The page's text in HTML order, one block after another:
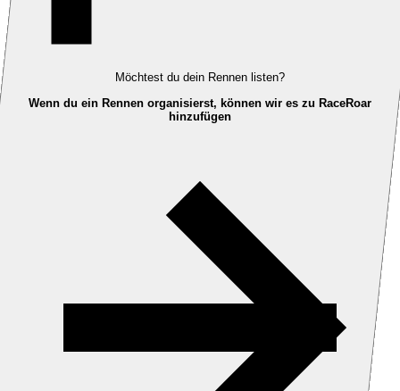
Möchtest du dein Rennen listen?
Wenn du ein Rennen organisierst, können wir es zu RaceRoar
hinzufügen